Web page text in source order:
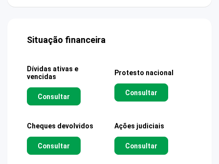
Situação financeira
Dívidas ativas e
vencidas
Consultar
Protesto nacional
Consultar
Cheques devolvidos
Consultar
Ações judiciais
Consultar